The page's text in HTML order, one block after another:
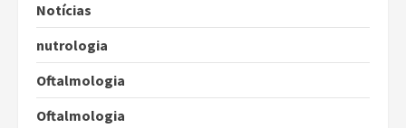
Notícias
nutrologia
Oftalmologia
Oftalmologia